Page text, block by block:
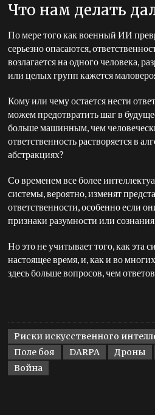
Что нам делать
По мере того как военный ИИ
серьезно опасаются,
возлагается на одного человека,
или целых групп кажется
Кому или чему остается нести
можем предотвратить шаг в
больше машинным, чем
ответственность растворяется в
абстракциях?
Со временем все более
системы, вероятно, изменят
ответственности, особенно если
признаки разумности или
Но это не учитывает того, как эта
настоящее время, и, как и во
здесь больше вопросов, чем
Риски искусственного
Поле боя
DARPA Дроны
Война